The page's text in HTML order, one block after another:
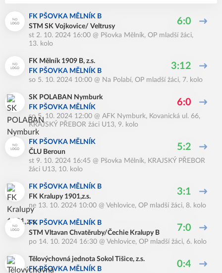
FK PŠOVKA MĚLNÍK B
STM SK Vojkovice/ Veltrusy
6:0
st 2. 10. 2024 16:00 @ Pšovka Mělník, OP mladší žáci,
13. kolo
FK Mělník 1909 B, z.s.
FK PŠOVKA MĚLNÍK B
3:12
so 5. 10. 2024 10:00 @ Na Polabí, OP mladší žáci, 7. kolo
SK POLABAN Nymburk
FK PŠOVKA MĚLNÍK
6:0
so 5. 10. 2024 12:00 @ AFK Nymburk, Kovanická ul. 66,
KRAJSKÝ PŘEBOR žáci U13, 9. kolo
FK PŠOVKA MĚLNÍK
ČLU Beroun
5:2
st 9. 10. 2024 16:45 @ Pšovka Mělník, KRAJSKÝ PŘEBOR
žáci U13, 10. kolo
FK PŠOVKA MĚLNÍK B
FK Kralupy 1901,z.s.
3:1
ne 13. 10. 2024 10:00 @ Vehlovice, OP mladší žáci, 8. kolo
FK PŠOVKA MĚLNÍK B
STM Vltavan Chvatěruby/Čechie Kralupy B
7:0
po 14. 10. 2024 16:30 @ Vehlovice, OP mladší žáci, 6. kolo
Tělovýchovná jednota Sokol Tišice, z.s.
FK PŠOVKA MĚLNÍK B
0:4